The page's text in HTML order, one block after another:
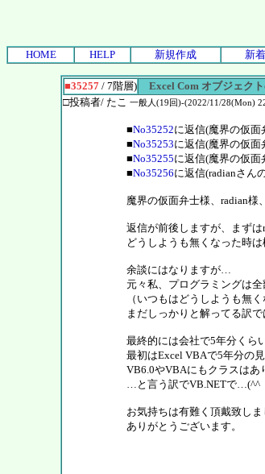
HOME HELP 新規作成 新
■35257/ 7階層)
Excel Com オブジェク
□投稿者/ たこ 一般人(19回)-(2022/11/28(Mon)
■No35252に返信(魔界の仮面
■No35253に返信(魔界の仮面
■No35255に返信(魔界の仮面
■No35256に返信(radianさん
魔界の仮面弁士様、radian様
返信が前後しますが、まずは
どうしようも無くなった時は
余談にはなりますが…
元々私、プログラミングは
（いつもはどうしようも無
まだしっかりと解ってる訳
最終的には会社で5年分くら
最初はExcel VBAで5年分の
VB6.0やVBAにもクラスはあ
…と言う訳でVB.NETで…(^^ゞ
お気持ちは有難く頂戴致しま
ありがとうございます。